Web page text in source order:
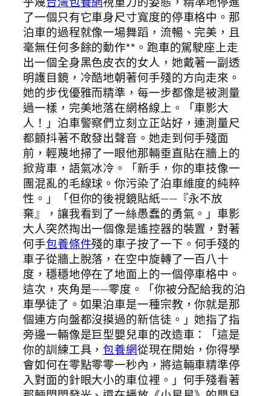
了一個只有它車身尺寸寬度的停車格中。那
泊車的過程就像一場舞蹈，流暢、完美，且
毫無任何多餘的動作**。跑車的駕駛座上走
出一個全身黑色皮衣的女人，她戴著一副透
明護目鏡，冷酷地朝著何手殘的方向走來。
她的步伐優雅而精準，每一步都像是被測量
過一樣，完美地落在網格線上。「車影大
人！」泊車警察們立刻立正站好，連測量尺
都顫抖著不敢發出聲音。她走到何手殘面
前，輕蔑地掃了一眼他那輛垂直貼在牆上的
掀背車，語氣冰冷。「新手，你的車技像一
團混亂的毛線球。你污染了泊車維度的純粹
性。」「但你的後視鏡貼紙——『永不放
棄』，讓我看到了一絲愚蠢的勇氣。」車影
大人突然掏出一個像是遙控器的裝置，對著
何手包養條件殘的車子按了一下。何手殘的
車子從牆上脫落，在空中旋轉了一百八十
度，穩穩地停在了地面上的一個停車格中。
這次，夾角是——零度。「你被分配給我的泊
車學徒了。如果泊車是一種宗教，你就是那
個連方向盤都沒摸過的新信徒。」她指了指
旁邊一輛像是巨型嬰兒車的改造車：「這是
你的訓練工具，包養網從現在開始，你得學
會如何在零點零零一秒內，將這輛車精準停
入對面的針眼大小的車位裡。」何手殘看著